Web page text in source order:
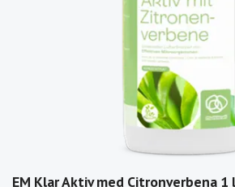
EM Klar Aktiv med Citronverbena